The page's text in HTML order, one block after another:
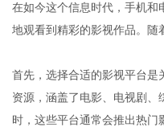
在如今这个信息时代，手机和
地观看到精彩的影视作品。随
首先，选择合适的影视平台是
资源，涵盖了电影、电视剧
时，这些平台通常会推出热